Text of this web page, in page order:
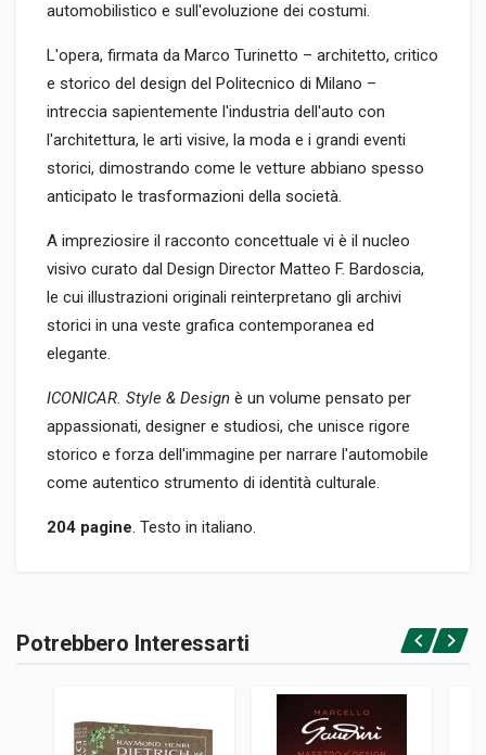
automobilistico e sull'evoluzione dei costumi.
L'opera, firmata da Marco Turinetto – architetto, critico
e storico del design del Politecnico di Milano –
intreccia sapientemente l'industria dell'auto con
l'architettura, le arti visive, la moda e i grandi eventi
storici, dimostrando come le vetture abbiano spesso
anticipato le trasformazioni della società.
A impreziosire il racconto concettuale vi è il nucleo
visivo curato dal Design Director Matteo F. Bardoscia,
le cui illustrazioni originali reinterpretano gli archivi
storici in una veste grafica contemporanea ed
elegante.
ICONICAR. Style & Design è un volume pensato per
appassionati, designer e studiosi, che unisce rigore
storico e forza dell'immagine per narrare l'automobile
come autentico strumento di identità culturale.
204 pagine. Testo in italiano.
Brossura
ISBN / EAN
Accedi o registrati
Potrebbero Interessarti